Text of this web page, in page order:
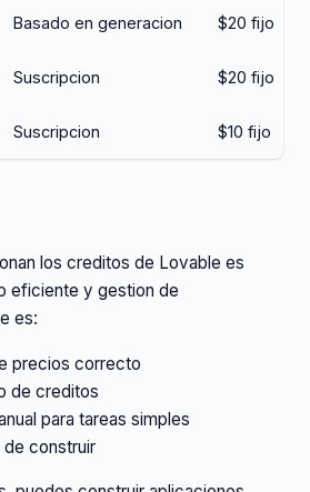
Basado en generacion $20 fijo
Suscripcion $20 fijo
Suscripcion $10 fijo
los creditos de Lovable es
eficiente y gestion de
es:
precios correcto
de creditos
para tareas simples
de construir